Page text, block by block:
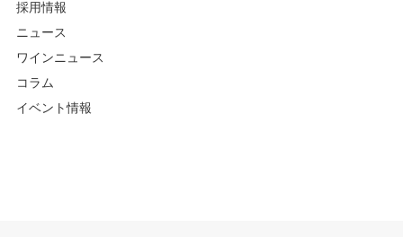
採用情報
ニュース
ワインニュース
コラム
イベント情報